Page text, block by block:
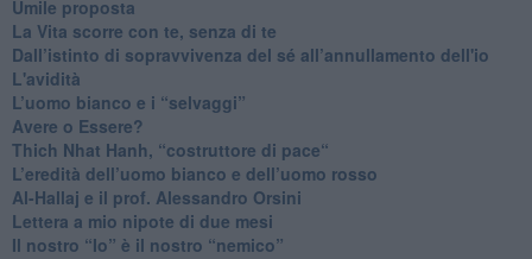
​Umile proposta
​La Vita scorre con te, senza di te
​Dall’istinto di sopravvivenza del sé all’annullamento dell'io
L'avidità
​L’uomo bianco e i “selvaggi”
​Avere o Essere?
​Thich Nhat Hanh, “costruttore di pace“
​L’eredità dell’uomo bianco e dell’uomo rosso
Al-Hallaj e il prof. Alessandro Orsini
​Lettera a mio nipote di due mesi
​Il nostro “Io” è il nostro “nemico”